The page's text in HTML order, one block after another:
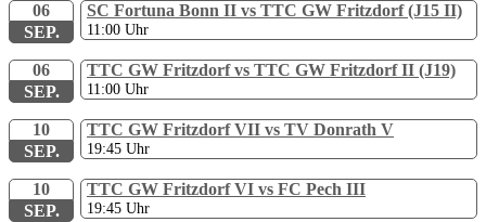
06
SEP.
SC Fortuna Bonn II vs TTC GW Fritzdorf (J15 II)
11:00 Uhr
06
SEP.
TTC GW Fritzdorf vs TTC GW Fritzdorf II (J19)
11:00 Uhr
10
SEP.
TTC GW Fritzdorf VII vs TV Donrath V
19:45 Uhr
10
SEP.
TTC GW Fritzdorf VI vs FC Pech III
19:45 Uhr